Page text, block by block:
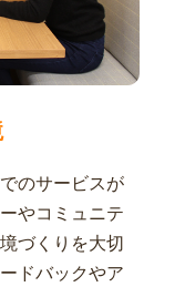
のサービスが
やコミュニテ
づくりを大切
ドバックやア